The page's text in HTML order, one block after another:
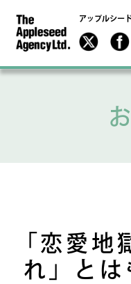
アップルシー
「恋愛地
れ」と